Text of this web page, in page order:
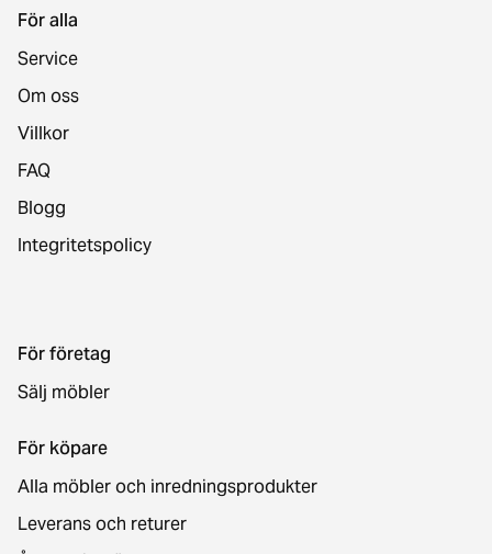
För alla
Service
Om oss
Villkor
FAQ
Blogg
Integritetspolicy
För företag
Sälj möbler
För köpare
Alla möbler och inredningsprodukter
Leverans och returer